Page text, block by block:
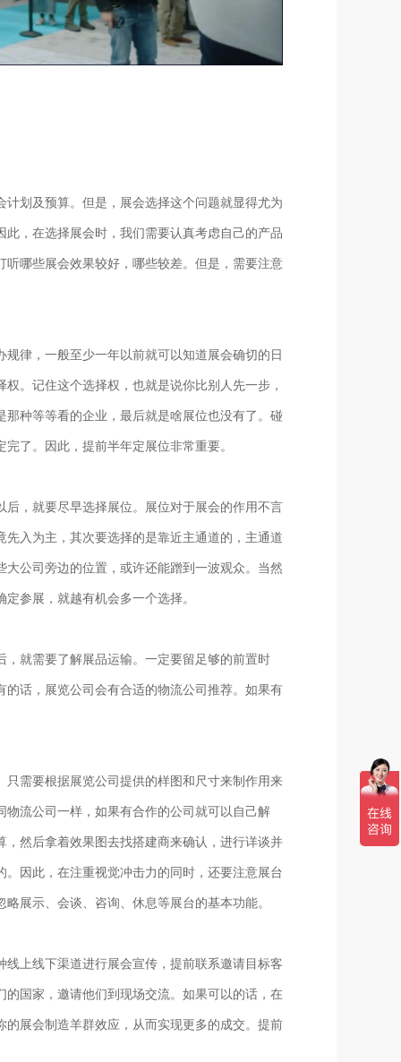
划及预算。但是，展会选择这个问题就显得尤为
，在选择展会时，我们需要认真考虑自己的产品
哪些展会效果较好，哪些较差。但是，需要注意
律，一般至少一年以前就可以知道展会确切的日
。记住这个选择权，也就是说你比别人先一步，
种等等看的企业，最后就是啥展位也没有了。碰
了。因此，提前半年定展位非常重要。
，就要尽早选择展位。展位对于展会的作用不言
入为主，其次要选择的是靠近主通道的，主通道
公司旁边的位置，或许还能蹭到一波观众。当然
参展，就越有机会多一个选择。
就需要了解展品运输。一定要留足够的前置时
话，展览公司会有合适的物流公司推荐。如果有
需要根据展览公司提供的样图和尺寸来制作用来
流公司一样，如果有合作的公司就可以自己解
然后拿着效果图去找搭建商来确认，进行详谈并
因此，在注重视觉冲击力的同时，还要注意展台
展示、会谈、咨询、休息等展台的基本功能。
上线下渠道进行展会宣传，提前联系邀请目标客
国家，邀请他们到现场交流。如果可以的话，在
展会制造羊群效应，从而实现更多的成交。提前